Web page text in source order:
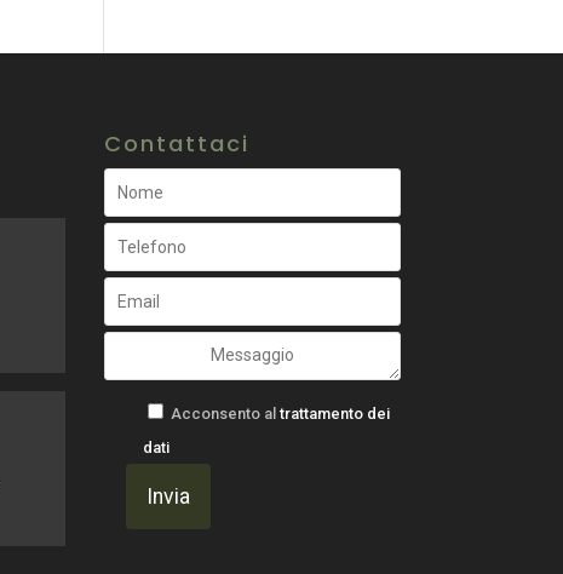
Contattaci
Acconsento al trattamento dei
dati